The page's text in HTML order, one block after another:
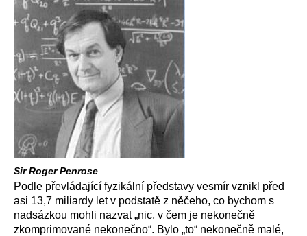
Sir Roger Penrose
Podle převládající fyzikální představy vesmír vznikl před
asi 13,7 miliardy let v podstatě z něčeho, co bychom s
nadsázkou mohli nazvat „nic, v čem je nekonečně
zkomprimované nekonečno“. Bylo „to“ nekonečně malé,